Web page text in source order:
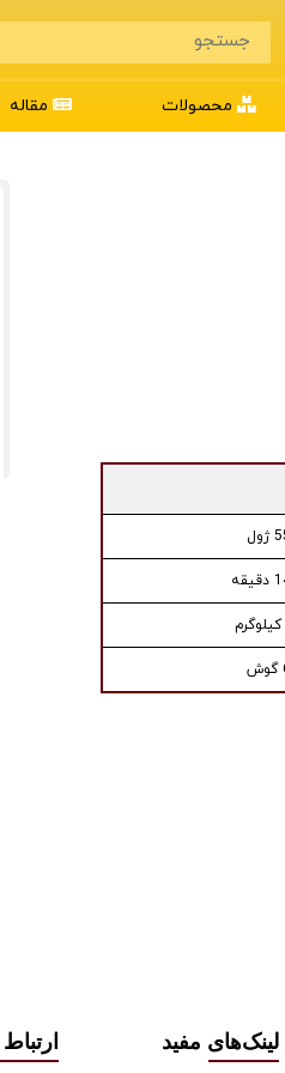
محصولات مقاله
لینک‌های مفید